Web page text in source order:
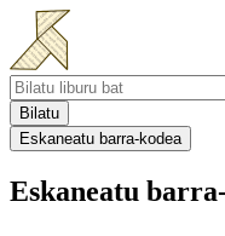
Bilatu
Eskaneatu barra-kodea
Eskaneatu